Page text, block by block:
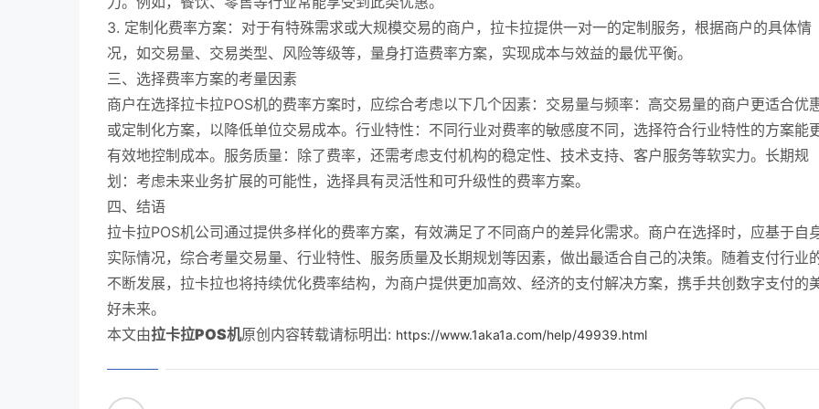
3. 定制化费率方案：对于有特殊需求或大规模交易的商户，拉卡拉提供一对一的定制服务，根据商户的具体情
况，如交易量、交易类型、风险等级等，量身打造费率方案，实现成本与效益的最优平衡。
三、选择费率方案的考量因素
商户在选择拉卡拉POS机的费率方案时，应综合考虑以下几个因素：交易量与频率：高交易量的商户更适合优
或定制化方案，以降低单位交易成本。行业特性：不同行业对费率的敏感度不同，选择符合行业特性的方案能
有效地控制成本。服务质量：除了费率，还需考虑支付机构的稳定性、技术支持、客户服务等软实力。长期规
划：考虑未来业务扩展的可能性，选择具有灵活性和可升级性的费率方案。
四、结语
拉卡拉POS机公司通过提供多样化的费率方案，有效满足了不同商户的差异化需求。商户在选择时，应基于自
实际情况，综合考量交易量、行业特性、服务质量及长期规划等因素，做出最适合自己的决策。随着支付行业
不断发展，拉卡拉也将持续优化费率结构，为商户提供更加高效、经济的支付解决方案，携手共创数字支付的
好未来。
本文由拉卡拉POS机原创内容转载请标明出: https://www.1aka1a.com/help/49939.html